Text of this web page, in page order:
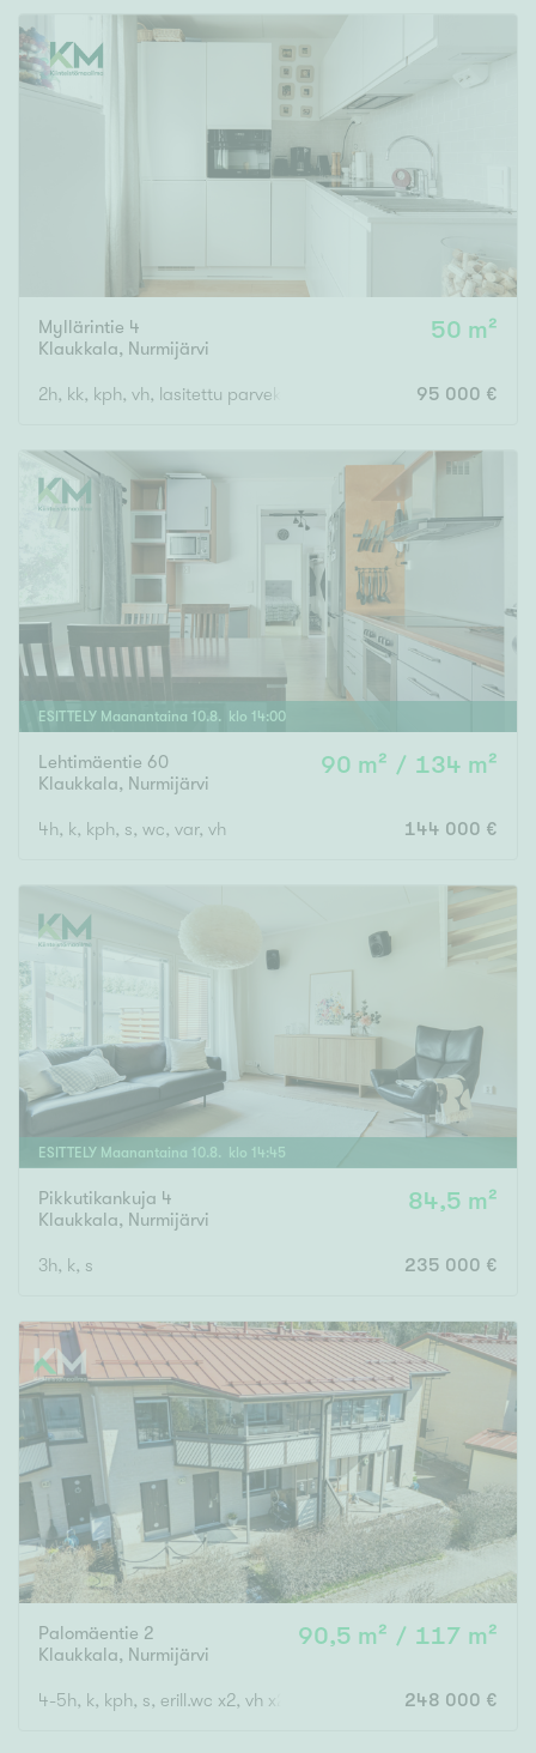
Vain uudiskohteet Ei uudiskohteita
Arvokohteet
Vain arvokohteet Ei arvokohteita
Kunto
Hyvä
Tyydyttävä
Ominaisuudet
Järvi- tai merinäköala
Maalämpö
Parveke
Senioriasunto
Myllärintie 4
Klaukkala, Nurmijärvi
50 m²
2h, kk, kph, vh, lasitettu parveke 95 000 €
ESITTELY Maanantaina 10.8. klo 14:00
Lehtimäentie 60
Klaukkala, Nurmijärvi
90 m² / 134 m²
4h, k, kph, s, wc, var, vh 144 000 €
ESITTELY Maanantaina 10.8. klo 14:45
Pikkutikankuja 4
Klaukkala, Nurmijärvi
84,5 m²
3h, k, s 235 000 €
Palomäentie 2
Klaukkala, Nurmijärvi
90,5 m² / 117 m²
4-5h, k, kph, s, erill.wc x2, vh x2, var 248 000 €